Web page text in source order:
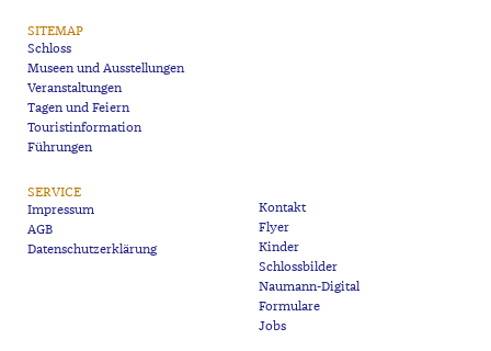
SITEMAP
Schloss
Museen und Ausstellungen
Veranstaltungen
Tagen und Feiern
Touristinformation
Führungen
SERVICE
Impressum
AGB
Datenschutzerklärung
Kontakt
Flyer
Kinder
Schlossbilder
Naumann-Digital
Formulare
Jobs